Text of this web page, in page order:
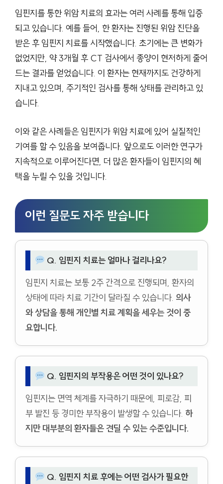
임핀지를 통한 위암 치료의 효과는 여러 사례를 통해 입증
되고 있습니다. 예를 들어, 한 환자는 진행된 위암 진단을
받은 후 임핀지 치료를 시작했습니다. 초기에는 큰 변화가
없었지만, 약 3개월 후 CT 검사에서 종양이 현저하게 줄어
드는 결과를 얻었습니다. 이 환자는 현재까지도 건강하게
지내고 있으며, 주기적인 검사를 통해 상태를 관리하고 있
습니다.
이와 같은 사례들은 임핀지가 위암 치료에 있어 실질적인
기여를 할 수 있음을 보여줍니다. 앞으로도 이러한 연구가
지속적으로 이루어진다면, 더 많은 환자들이 임핀지의 혜
택을 누릴 수 있을 것입니다.
이런 질문도 자주 받습니다
Q. 임핀지 치료는 얼마나 걸리나요?
임핀지 치료는 보통 2주 간격으로 진행되며, 환자의
상태에 따라 치료 기간이 달라질 수 있습니다. 의사
와 상담을 통해 개인별 치료 계획을 세우는 것이 중
요합니다.
Q. 임핀지의 부작용은 어떤 것이 있나요?
임핀지는 면역 체계를 자극하기 때문에, 피로감, 피
부 발진 등 경미한 부작용이 발생할 수 있습니다. 하
지만 대부분의 환자들은 견딜 수 있는 수준입니다.
Q. 임핀지 치료 후에는 어떤 검사가 필요한